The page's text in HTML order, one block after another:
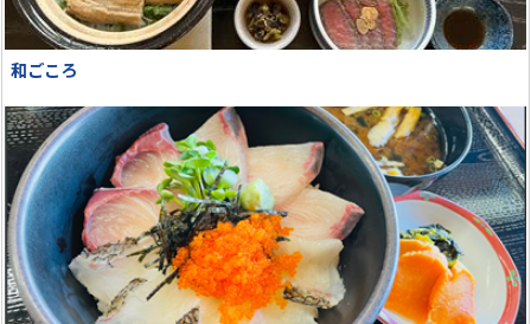
和ごころ